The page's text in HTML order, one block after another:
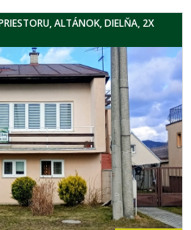
ALTÁNOK, DIELŇA, 2X